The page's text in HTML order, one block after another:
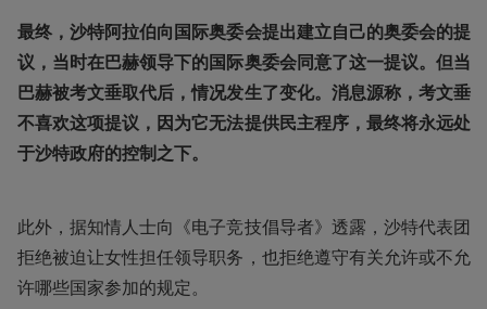
最终，沙特阿拉伯向国际奥委会提出建立自己的奥委会的提
议，当时在巴赫领导下的国际奥委会同意了这一提议。但当
巴赫被考文垂取代后，情况发生了变化。消息源称，考文垂
不喜欢这项提议，因为它无法提供民主程序，最终将永远处
于沙特政府的控制之下。
此外，据知情人士向《电子竞技倡导者》透露，沙特代表团
拒绝被迫让女性担任领导职务，也拒绝遵守有关允许或不允
许哪些国家参加的规定。